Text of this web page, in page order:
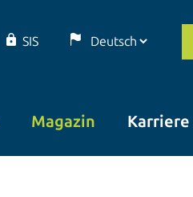
SIS
Magazin Karriere